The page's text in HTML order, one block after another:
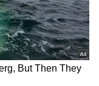
ತೋರಿಸಿದ ಖರ್ಗೆ!